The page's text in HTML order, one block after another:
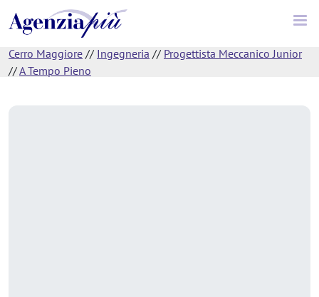
Cerro Maggiore // Ingegneria // Progettista Meccanico Junior
//A Tempo Pieno